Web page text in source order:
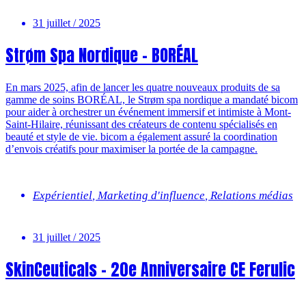
31 juillet / 2025
Strøm Spa Nordique – BORÉAL
En mars 2025, afin de lancer les quatre nouveaux produits de sa
gamme de soins BORÉAL, le Strøm spa nordique a mandaté bicom
pour aider à orchestrer un événement immersif et intimiste à Mont-
Saint-Hilaire, réunissant des créateurs de contenu spécialisés en
beauté et style de vie. bicom a également assuré la coordination
d’envois créatifs pour maximiser la portée de la campagne.
Expérientiel, Marketing d'influence, Relations médias
31 juillet / 2025
SkinCeuticals – 20e Anniversaire CE Ferulic